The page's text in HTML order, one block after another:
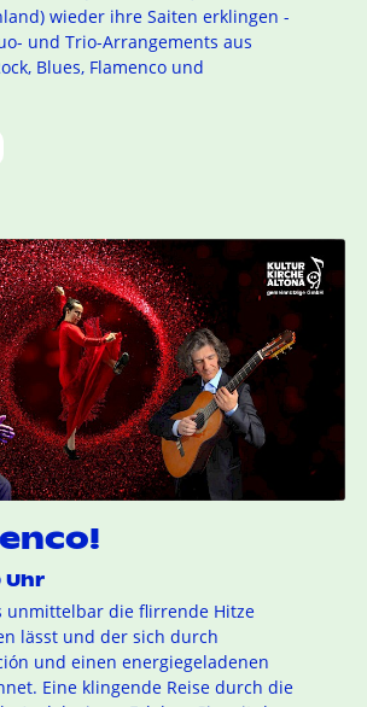
wieder ihre Saiten erklingen -
und Trio-Arrangements aus
Blues, Flamenco und
Uhr
unmittelbar die flirrende Hitze
lässt und der sich durch
und einen energiegeladenen
Eine klingende Reise durch die